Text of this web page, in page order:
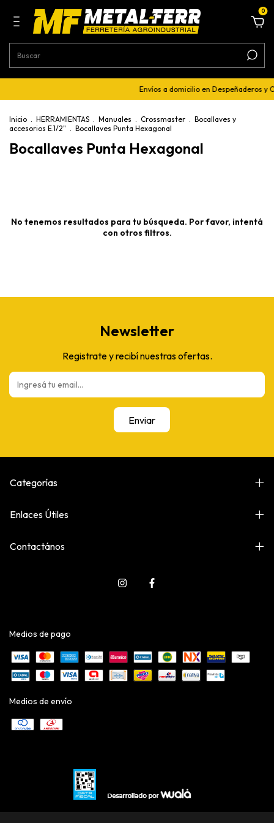
0
Envíos a domicilio en Despeñaderos y
Inicio . HERRAMIENTAS . Manuales . Crossmaster . Bocallaves y
accesorios E.1/2" . Bocallaves Punta Hexagonal
Bocallaves Punta Hexagonal
No tenemos resultados para tu búsqueda. Por favor, intentá
con otros filtros.
Newsletter
Registrate y recibí nuestras ofertas.
Categorías
Enlaces Útiles
Contactános
Medios de pago
Medios de envío